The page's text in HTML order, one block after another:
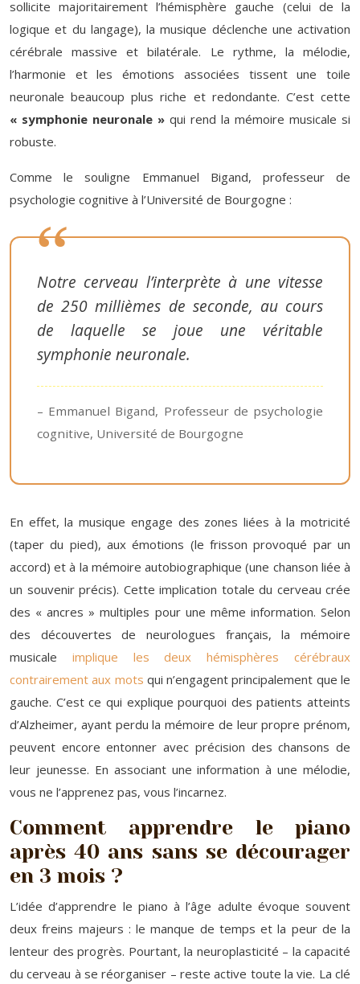
sollicite majoritairement l’hémisphère gauche (celui de la
logique et du langage), la musique déclenche une activation
cérébrale massive et bilatérale. Le rythme, la mélodie,
l’harmonie et les émotions associées tissent une toile
neuronale beaucoup plus riche et redondante. C’est cette
« symphonie neuronale » qui rend la mémoire musicale si
robuste.
Comme le souligne Emmanuel Bigand, professeur de
psychologie cognitive à l’Université de Bourgogne :
Notre cerveau l’interprète à une vitesse
de 250 millièmes de seconde, au cours
de laquelle se joue une véritable
symphonie neuronale.
– Emmanuel Bigand, Professeur de psychologie
cognitive, Université de Bourgogne
En effet, la musique engage des zones liées à la motricité
(taper du pied), aux émotions (le frisson provoqué par un
accord) et à la mémoire autobiographique (une chanson liée à
un souvenir précis). Cette implication totale du cerveau crée
des « ancres » multiples pour une même information. Selon
des découvertes de neurologues français, la mémoire
musicale implique les deux hémisphères cérébraux
contrairement aux mots qui n’engagent principalement que le
gauche. C’est ce qui explique pourquoi des patients atteints
d’Alzheimer, ayant perdu la mémoire de leur propre prénom,
peuvent encore entonner avec précision des chansons de
leur jeunesse. En associant une information à une mélodie,
vous ne l’apprenez pas, vous l’incarnez.
Comment apprendre le piano
après 40 ans sans se décourager
en 3 mois ?
L’idée d’apprendre le piano à l’âge adulte évoque souvent
deux freins majeurs : le manque de temps et la peur de la
lenteur des progrès. Pourtant, la neuroplasticité – la capacité
du cerveau à se réorganiser – reste active toute la vie. La clé